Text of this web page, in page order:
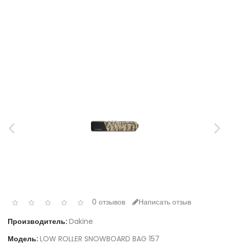
0 отзывов
Написать отзыв
Производитель: Dakine
Модель: LOW ROLLER SNOWBOARD BAG 157